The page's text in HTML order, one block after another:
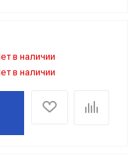
в наличии
в наличии